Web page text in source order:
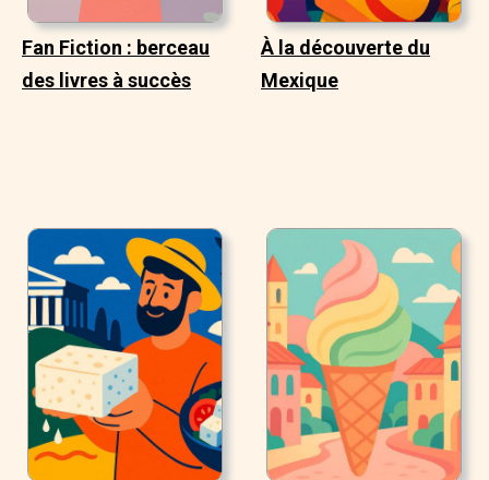
Fan Fiction : berceau
des livres à succès
À la découverte du
Mexique